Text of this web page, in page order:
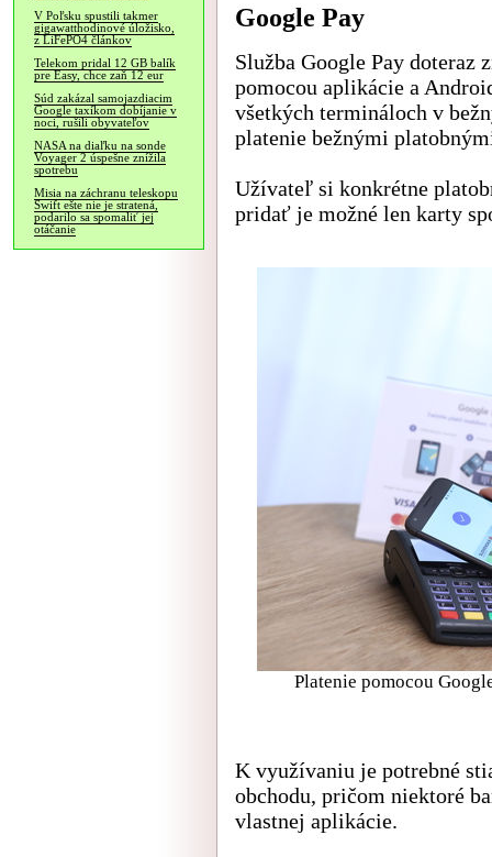
V Poľsku spustili takmer
gigawatthodinové úložisko,
z LiFePO4 článkov
Telekom pridal 12 GB balík
pre Easy, chce zaň 12 eur
Súd zakázal samojazdiacim
Google taxíkom dobíjanie v
noci, rušili obyvateľov
NASA na diaľku na sonde
Voyager 2 úspešne znížila
spotrebu
Misia na záchranu teleskopu
Swift ešte nie je stratená,
podarilo sa spomaliť jej
otáčanie
Google Pay
Služba Google Pay doteraz
pomocou aplikácie a
všetkých termináloch v
platenie bežnými
Užívateľ si konkrétne
pridať je možné len karty
Platenie pomocou
K využívaniu je potrebné
obchodu, pričom niektoré
vlastnej aplikácie.